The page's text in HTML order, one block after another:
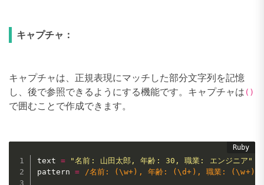
キャプチャ：
キャプチャは、正規表現にマッチした部分文字列を記憶
し、後で参照できるようにする機能です。キャプチャは ()
で囲むことで作成できます。
text =
"名前: 山田太郎, 年齢: 30, 職業: エンジニア"
pattern = /名前: (\w+), 年齢: (\d+), 職業: (\w+)/